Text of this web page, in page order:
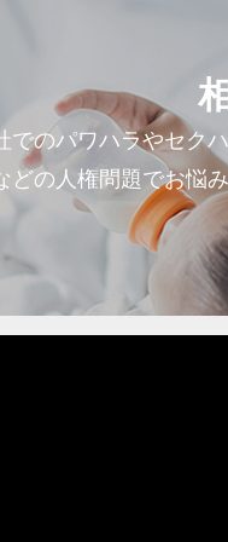
でのパワハラやセク
どの人権問題でお悩